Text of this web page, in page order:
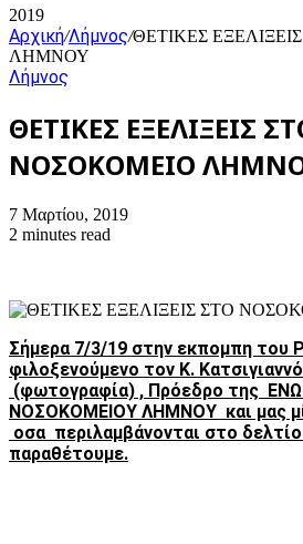
2019
Αρχική/Λήμνος/ΘΕΤΙΚΕΣ
ΛΗΜΝΟΥ
Λήμνος
ΘΕΤΙΚΕΣ ΕΞΕΛΙΞΕΙΣ
ΝΟΣΟΚΟΜΕΙΟ
7 Μαρτίου, 2019
2 minutes read
Σήμερα 7/3/19 στην εκπομπη του
φιλοξενούμενο τον Κ.
(φωτογραφία) , Πρόεδρο της
ΝΟΣΟΚΟΜΕΙΟΥ ΛΗΜΝΟΥ και μας
οσα περιλαμβάνονται στο
παραθέτουμε.